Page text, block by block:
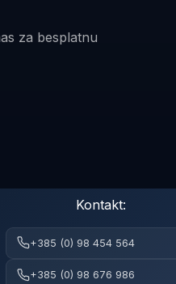
za besplatnu
Kontakt:
+385 (0) 98 454 564
+385 (0) 98 676 986